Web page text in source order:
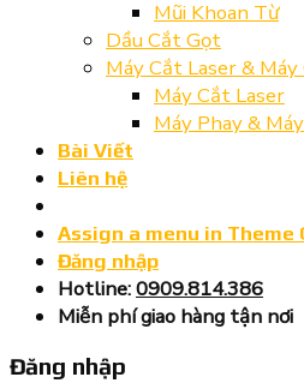
Mũi Khoan Từ
Dầu Cắt Gọt
Máy Cắt Laser & Máy
Máy Cắt Laser
Máy Phay &
Bài Viết
Liên hệ
Assign a menu in Theme
Đăng nhập
Hotline:0909.814.386
Miễn phí giao hàng tận nơi
Đăng nhập